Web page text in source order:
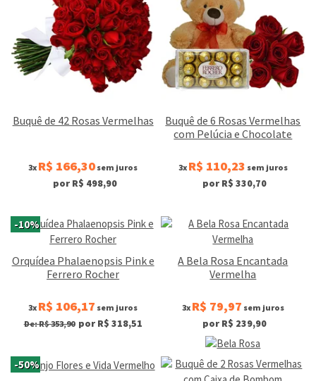
Buquê de 42 Rosas Vermelhas
3x R$ 166,30 sem juros
por R$ 498,90
Buquê de 6 Rosas Vermelhas
com Pelúcia e Chocolate
3x R$ 110,23 sem juros
por R$ 330,70
-10%
Orquídea Phalaenopsis Pink e
Ferrero Rocher
3x R$ 106,17 sem juros
De: R$ 353,90 por R$ 318,51
A Bela Rosa Encantada
Vermelha
3x R$ 79,97 sem juros
por R$ 239,90
-50%